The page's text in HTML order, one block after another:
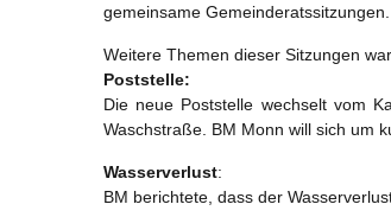
gemeinsame Gemeinderatssitzungen.
Weitere Themen dieser Sitzungen
Poststelle:
Die neue Poststelle wechselt vom
Waschstraße. BM Monn will sich um
Wasserverlust:
BM berichtete, dass der